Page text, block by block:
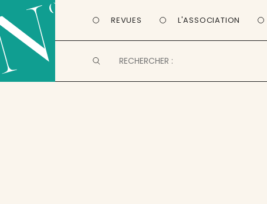
REVUES L'ASSOCIATION